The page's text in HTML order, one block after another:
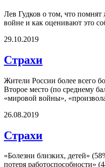
Лев Гудков о том, что
войне и как оценивают это
29.10.2019
Страхи
Жители России более всего
Второе место (по среднему
«мировой войны»,
26.08.2019
Страхи
«Болезни близких, детей»
потеря работоспособности»